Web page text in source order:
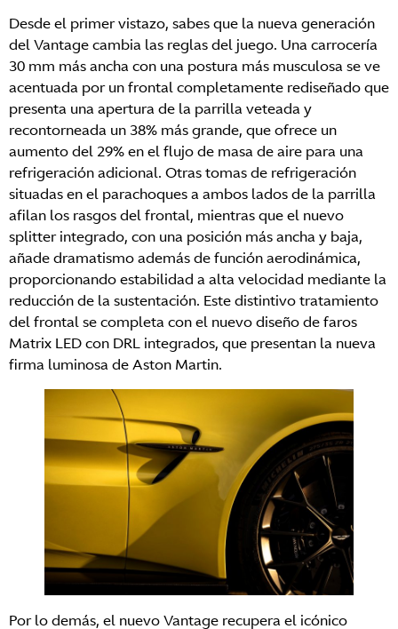
Desde el primer vistazo, sabes que la nueva generación
del Vantage cambia las reglas del juego. Una carrocería
30 mm más ancha con una postura más musculosa se ve
acentuada por un frontal completamente rediseñado que
presenta una apertura de la parrilla veteada y
recontorneada un 38% más grande, que ofrece un
aumento del 29% en el flujo de masa de aire para una
refrigeración adicional. Otras tomas de refrigeración
situadas en el parachoques a ambos lados de la parrilla
afilan los rasgos del frontal, mientras que el nuevo
splitter integrado, con una posición más ancha y baja,
añade dramatismo además de función aerodinámica,
proporcionando estabilidad a alta velocidad mediante la
reducción de la sustentación. Este distintivo tratamiento
del frontal se completa con el nuevo diseño de faros
Matrix LED con DRL integrados, que presentan la nueva
firma luminosa de Aston Martin.
Por lo demás, el nuevo Vantage recupera el icónico